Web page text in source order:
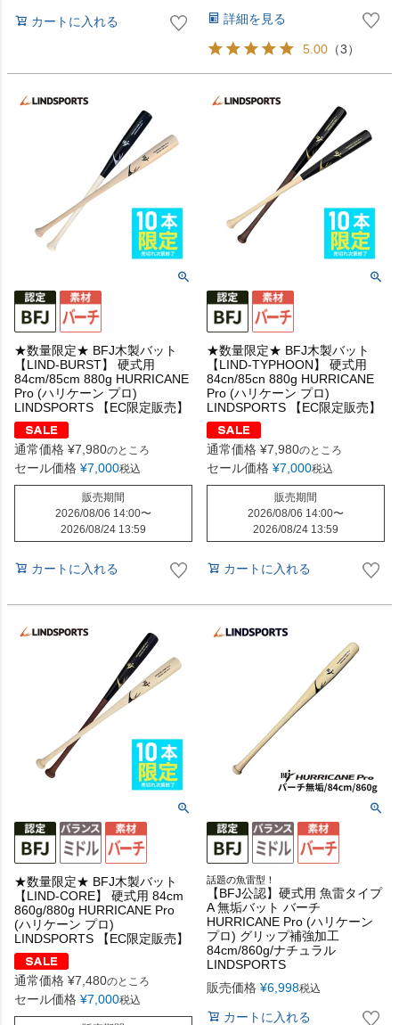
カートに入れる 詳細を見る
5.00 （3）
★数量限定★ BFJ木製バット
【LIND-BURST】 硬式用
84cm/85cm 880g HURRICANE
Pro (ハリケーン プロ)
LINDSPORTS 【EC限定販売】
通常価格 ¥7,980のところ
セール価格 ¥7,000税込
販売期間
2026/08/06 14:00〜
2026/08/24 13:59
カートに入れる
★数量限定★ BFJ木製バット
【LIND-TYPHOON】 硬式用
84cn/85cn 880g HURRICANE
Pro (ハリケーン プロ)
LINDSPORTS 【EC限定販売】
通常価格 ¥7,980のところ
セール価格 ¥7,000税込
販売期間
2026/08/06 14:00〜
2026/08/24 13:59
カートに入れる
★数量限定★ BFJ木製バット
【LIND-CORE】 硬式用 84cm
860g/880g HURRICANE Pro
(ハリケーン プロ)
LINDSPORTS 【EC限定販売】
通常価格 ¥7,480のところ
セール価格 ¥7,000税込
話題の魚雷型！
【BFJ公認】硬式用 魚雷タイプ
A 無垢バット バーチ
HURRICANE Pro (ハリケーン
プロ) グリップ補強加工
84cm/860g/ナチュラル
LINDSPORTS
販売価格 ¥6,998税込
カートに入れる